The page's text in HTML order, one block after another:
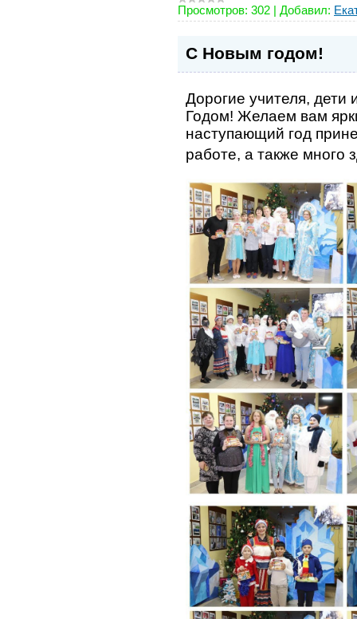
Просмотров: 302 | Добавил:
С Новым годом!
Дорогие учителя,
Годом! Желаем вам
наступающий год
работе, а также много